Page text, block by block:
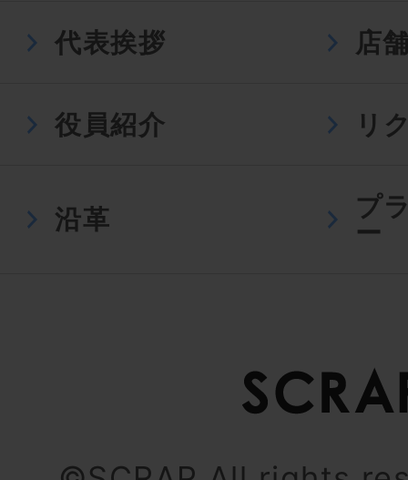
代表挨拶 店
役員紹介 リ
沿革
プ
ー